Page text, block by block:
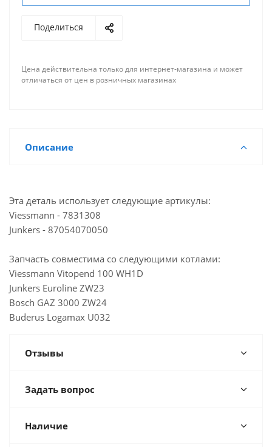
г. Астрахань, ул. Моздокская
Достаточно
Склад г. Челябинск, Проспект Свердловский, 39
Склад г. Самара, улица Ново-Вокзальная,146А
Мало
Поделиться
Цена действительна только для интернет-магазина и может
отличаться от цен в розничных магазинах
Описание
Эта деталь использует следующие артикулы:
Viessmann - 7831308
Junkers - 87054070050
Запчасть совместима со следующими котлами:
Viessmann Vitopend 100 WH1D
Junkers Euroline ZW23
Bosch GAZ 3000 ZW24
Buderus Logamax U032
Отзывы
Задать вопрос
Наличие